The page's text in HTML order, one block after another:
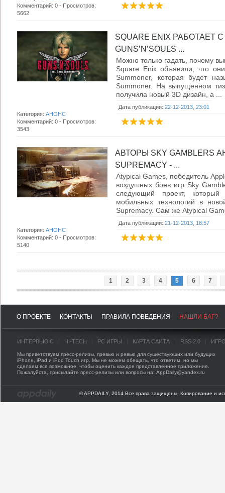
Комментарий: 0 - Просмотров:
5662
SQUARE ENIX РАБОТАЕТ
GUNS’N’SOULS ...
Можно только гадать, почему
Square Enix объявили, что
Summoner, которая будет
Summoner. На выпущенном
получила новый 3D дизайн, а ...
Дата публикации: 22-12-2013, 23:01
Категория: АНОНС
Комментарий: 0 - Просмотров:
3543
АВТОРЫ SKY GAMBLERS
SUPREMACY - ...
Atypical Games, победитель
воздушных боев игр Sky
следующий проект, который
мобильных технологий в
Supremacy. Сам же Atypical
Дата публикации: 21-12-2013, 18:57
Категория: АНОНС
Комментарий: 0 - Просмотров:
5140
1 2 3 4 5 6 7
О ПРОЕКТЕ КОНТАКТЫ ПРАВИЛА ПОВЕДЕНИЯ НАШЛИ БАГ?
ИНТЕРВЬЮ С HI-TECH PC ИГРЫ КАРТА САЙТА RSS 2.0
Мы приветствуем пресс-релизы, превью и ревью для существующих или будущих
iPhone, iPad и iPod Touch игр. Мы не можем обещать, что ответим, но мы
сделаем все возможное, чтобы оценить каждое представленное приложение.
Пожалуйста, присылайте пресс-релизы или вопросы на: AppDaily@yandex.ru
© APPDAILY, 2014 Все права защищены. Копирование и